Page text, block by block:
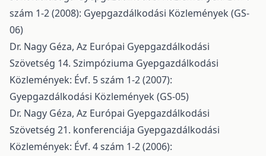
szám 1-2 (2008): Gyepgazdálkodási Közlemények (GS-
06)
Dr. Nagy Géza, Az Európai Gyepgazdálkodási
Szövetség 14. Szimpóziuma Gyepgazdálkodási
Közlemények: Évf. 5 szám 1-2 (2007):
Gyepgazdálkodási Közlemények (GS-05)
Dr. Nagy Géza, Az Európai Gyepgazdálkodási
Szövetség 21. konferenciája Gyepgazdálkodási
Közlemények: Évf. 4 szám 1-2 (2006):